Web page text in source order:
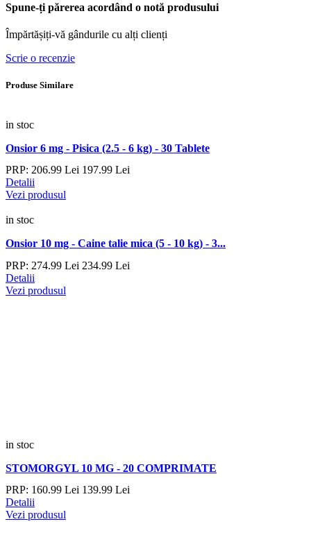
Spune-ți părerea acordând o notă produsului
Împărtășiți-vă gândurile cu alți clienți
Scrie o recenzie
Produse Similare
in stoc
Onsior 6 mg - Pisica (2.5 - 6 kg) - 30 Tablete
PRP: 206.99 Lei 197.99 Lei
Detalii
Vezi produsul
in stoc
Onsior 10 mg - Caine talie mica (5 - 10 kg) - 3...
PRP: 274.99 Lei 234.99 Lei
Detalii
Vezi produsul
in stoc
STOMORGYL 10 MG - 20 COMPRIMATE
PRP: 160.99 Lei 139.99 Lei
Detalii
Vezi produsul